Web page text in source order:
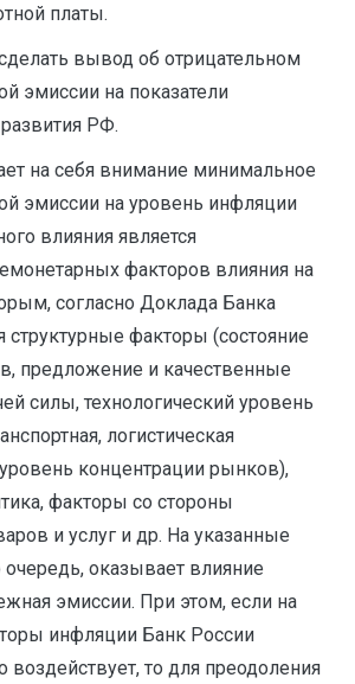
платы.
вывод об отрицательном
эмиссии на показатели
РФ.
на себя внимание минимальное
эмиссии на уровень инфляции
влияния является
факторов влияния на
согласно Доклада Банка
структурные факторы (состояние
предложение и качественные
силы, технологический уровень
логистическая
концентрации рынков),
факторы со стороны
и услуг и др. На указанные
оказывает влияние
эмиссии. При этом, если на
инфляции Банк России
воздействует, то для преодоления